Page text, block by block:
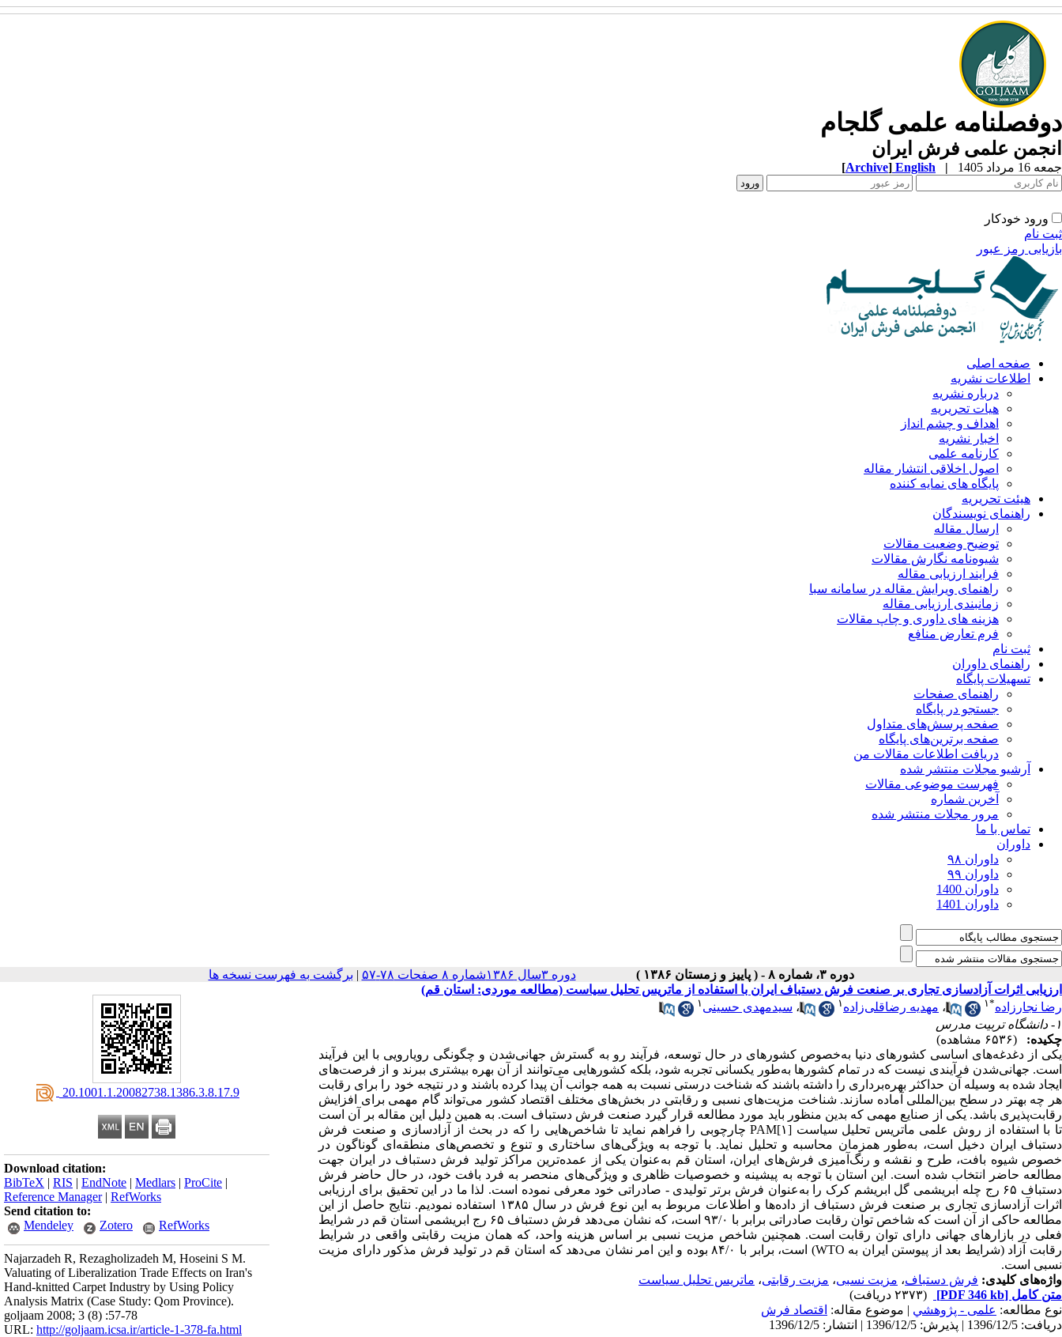
دوفصلنامه علمی گلجام
انجمن علمی فرش ایران
جمعه 16 مرداد 1405 |
English
[Archive]
ورود خودکار
ثبت نام
بازیابی رمز عبور
صفحه اصلی
اطلاعات نشریه
درباره نشریه
هیات تحریریه
اهداف و چشم انداز
اخبار نشریه
کارنامه علمی
اصول اخلاقی انتشار مقاله
پایگاه های نمایه کننده
هیئت تحریریه
راهنمای نویسندگان
ارسال مقاله
توضیح وضعیت مقالات
شیوه‌نامه نگارش مقالات
فرایند ارزیابی مقاله
راهنمای ویرایش مقاله در سامانه سبا
زمانبندی ارزیابی مقاله
هزینه های داوری و چاپ مقالات
فرم تعارض منافع
ثبت نام
راهنمای داوران
تسهیلات پایگاه
راهنمای صفحات
جستجو در پایگاه
صفحه پرسش‌های متداول
صفحه برترین‌های پایگاه
دریافت اطلاعات مقالات من
آرشیو مجلات منتشر شده
فهرست موضوعی مقالات
آخرین شماره
مرور مجلات منتشر شده
تماس با ما
داوران
داوران ۹۸
داوران ۹۹
داوران 1400
داوران 1401
دوره ۳، شماره ۸ - ( پاییز و زمستان ۱۳۸۶ ) دوره ۳سال ۱۳۸۶شماره ۸ صفحات ۷۸-۵۷ | برگشت به فهرست نسخه ها
‎ 20.1001.1.20082738.1386.3.8.17.9
Download citation:
BibTeX | RIS | EndNote | Medlars | ProCite |
Reference Manager| RefWorks
Send citation to:
Mendeley
Zotero RefWorks
Najarzadeh R, Rezagholizadeh M, Hoseini S M.
Valuating of Liberalization Trade Effects on Iran's
Hand-knitted Carpet Industry by Using Policy
Analysis Matrix (Case Study: Qom Province).
goljaam 2008; 3 (8) :57-78
URL: http://goljaam.icsa.ir/article-1-378-fa.html
ارزیابی اثرات آزادسازی تجاری بر صنعت فرش دستباف ایران با استفاده از ماتریس تحلیل سیاست (مطالعه موردی: استان قم)
رضا نجارزاده*۱ ، مهدیه رضاقلی‌زاده ۱ ، سیدمهدی حسینی ۱
۱- دانشگاه تربیت مدرس
چکیده:
(۶۵۳۶ مشاهده)
یکی از دغدغه‌های اساسی کشورهای دنیا به‌خصوص کشورهای در حال توسعه، فرآیند رو به گسترش جهانی‌شدن و چگونگی رویارویی با این فرآیند
است. جهانی‌شدن فرآیندی نیست که در تمام کشورها به‌طور یکسانی تجربه شود، بلکه کشورهایی می‌توانند از آن بهره بیشتری ببرند و از فرصت‌های
ایجاد شده به وسیله آن حداکثر بهره‌برداری را داشته باشند که شناخت درستی نسبت به همه جوانب آن پیدا کرده باشند و در نتیجه خود را برای رقابت
هر چه بهتر در سطح بین‌المللی آماده سازند. شناخت مزیت‌های نسبی و رقابتی در بخش‌های مختلف اقتصاد کشور می‌تواند گام مهمی برای افزایش
رقابت‌پذیری باشد. یکی از صنایع مهمی که بدین منظور باید مورد مطالعه قرار گیرد صنعت فرش دستباف است. به همین دلیل این مقاله بر آن است
تا با استفاده از روش علمی ماتریس تحلیل سیاست PAM[۱] چارچوبی را فراهم نماید تا شاخص‌هایی را که در بحث از آزاد‌سازی و صنعت فرش
دستباف ایران دخیل است، به‌طور همزمان محاسبه و تحلیل نماید. با توجه به ویژگی‌های ساختاری و تنوع و تخصص‌های منطقه‌ای گوناگون در
خصوص شیوه بافت، طرح و نقشه و رنگ‌آمیزی فرش‌های ایران، استان قم ‌‌‌به‌عنوان یکی از عمده‌ترین مراکز تولید فرش دستباف در ایران جهت
مطالعه حاضر انتخاب شده است. این استان با توجه به پیشینه و خصوصیات ظاهری و ویژگی‌های منحصر به فرد بافت خود، در حال حاضر فرش
دستباف ۶۵ رج چله ابریشمی گل ابریشم کرک را ‌‌‌به‌عنوان فرش برتر تولیدی - صادراتی خود معرفی نموده است. لذا ما در این تحقیق برای ارزیابی
اثرات آزاد‌سازی تجاری بر صنعت فرش دستباف از داده‌ها و اطلاعات مربوط به این نوع فرش در سال ۱۳۸۵ استفاده نمودیم. نتایج حاصل از این
مطالعه حاکی از آن است که شاخص توان رقابت صادراتی برابر با ۹۳/۰ است، که نشان می‌دهد فرش دستباف ۶۵ رج ابریشمی استان قم در شرایط
فعلی در بازارهای جهانی دارای توان رقابت است. همچنین شاخص مزیت نسبی بر اساس هزینه واحد، که همان مزیت رقابتی واقعی در شرایط
رقابت آزاد (شرایط بعد از پیوستن ایران به WTO) است، برابر با ۸۴/۰ بوده و این امر نشان می‌دهد که استان قم در تولید فرش مذکور دارای مزیت
نسبی است.
واژه‌های کلیدی: فرش دستباف، مزیت نسبی، مزیت رقابتی، ماتریس تحلیل سیاست
متن کامل [PDF 346 kb]
(۲۳۷۳ دریافت)
نوع مطالعه: علمی - پژوهشي | موضوع مقاله: اقتصاد فرش
دریافت: 1396/12/5 | پذیرش: 1396/12/5 | انتشار: 1396/12/5